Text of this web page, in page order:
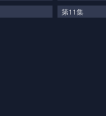
第11集